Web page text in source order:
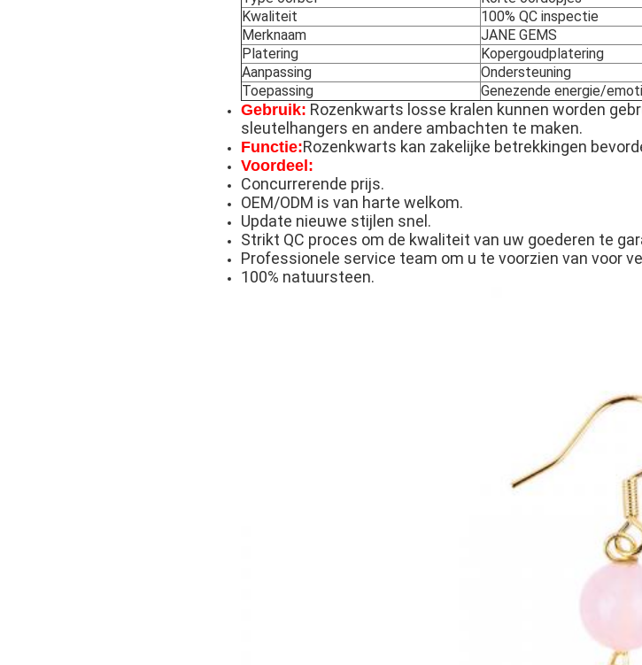
Kwaliteit
100% QC inspectie
Merknaam
JANE GEMS
Platering
Kopergoudplatering
Aanpassing
Ondersteuning
Toepassing
Genezende energie/
Gebruik: Rozenkwarts losse kralen kunnen worden
sleutelhangers en andere ambachten te maken.
Functie:Rozenkwarts kan zakelijke betrekkingen
Voordeel:
Concurrerende prijs.
OEM/ODM is van harte welkom.
Update nieuwe stijlen snel.
Strikt QC proces om de kwaliteit van uw goederen te
Professionele service team om u te voorzien van voor
100% natuursteen.